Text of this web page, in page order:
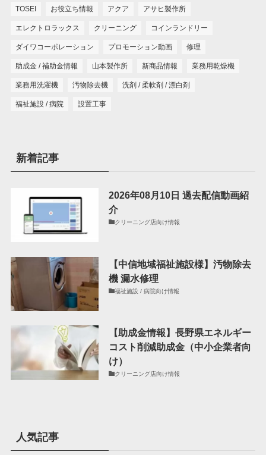
TOSEI お役立ち情報 アクア アサヒ製作所
エレクトロラックス クリーニング コインランドリー
ダイワコーポレーション プロモーション動画 修理
助成金 / 補助金情報 山本製作所 新商品情報 業務用乾燥機
業務用洗濯機 汚物除去機 洗剤 / 柔軟剤 / 漂白剤
福祉施設 / 病院 設置工事
新着記事
2026年08月10日 過去配信動画紹
介
クリーニング店向け情報
【中信地域福祉施設様】汚物除去
機 漏水修理
福祉施設 / 病院向け情報
【助成金情報】長野県エネルギー
コスト削減助成金（中小企業者向
け）
クリーニング店向け情報
人気記事